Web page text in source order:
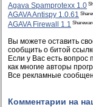
Agava Spamprotexx 1.0
AGAVA Antispy 1.0.61
AGAVA Firewall 1.1
Вы можете оставить
сообщить о битой
Если у Вас есть вопрос
как многие авторы
Все рекламные
Комментарии на